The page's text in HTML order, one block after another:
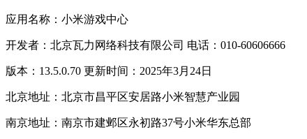
应用名称：小米游戏中心
开发者：北京瓦力网络科技有限公司 电话：010-60606666
版本：13.5.0.70 更新时间：2025年3月24日
北京地址：北京市昌平区安居路小米智慧产业园
南京地址：南京市建邺区永初路37号小米华东总部